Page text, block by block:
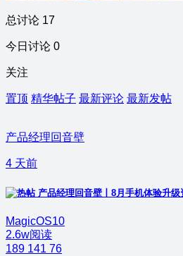
总讨论 17
今日讨论 0
关注
置顶 精华帖子 最新评论 最新发帖
产品经理回音壁
4 天前
产品经理回音壁丨8月手机体验升级
MagicOS10
2.6w阅读
189 141 76